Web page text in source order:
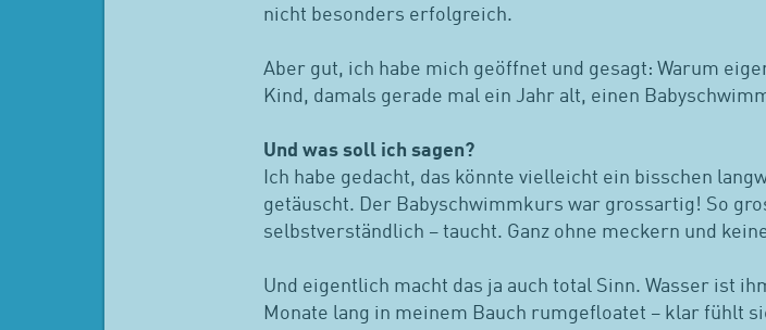
nicht besonders erfolgreich.
Aber gut, ich habe mich geöffnet und gesagt: Warum
Kind, damals gerade mal ein Jahr alt, einen
Und was soll ich sagen?
Ich habe gedacht, das könnte vielleicht ein bisschen
getäuscht. Der Babyschwimmkurs war grossartig! So
selbstverständlich – taucht. Ganz ohne meckern und
Und eigentlich macht das ja auch total Sinn. Wasser ist
Monate lang in meinem Bauch rumgefloatet – klar fühlt